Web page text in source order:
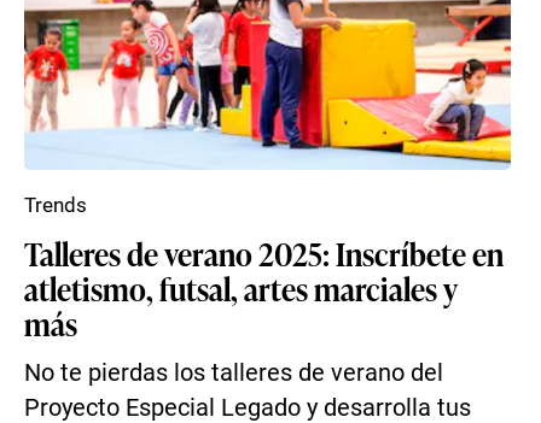
Talleres de verano 2025: Inscríbete en
atletismo, futsal, artes marciales y
más
No te pierdas los talleres de verano del
Proyecto Especial Legado y desarrolla tus
Trends